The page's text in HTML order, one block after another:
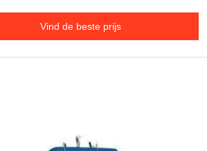
Vind de beste prijs